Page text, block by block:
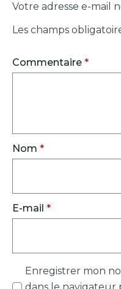
Votre adresse e-mail
Les champs
Commentaire *
Nom *
E-mail *
Enregistrer mon